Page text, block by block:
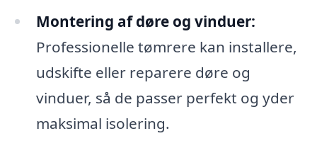
Montering af døre og vinduer:
Professionelle tømrere kan installere,
udskifte eller reparere døre og
vinduer, så de passer perfekt og yder
maksimal isolering.